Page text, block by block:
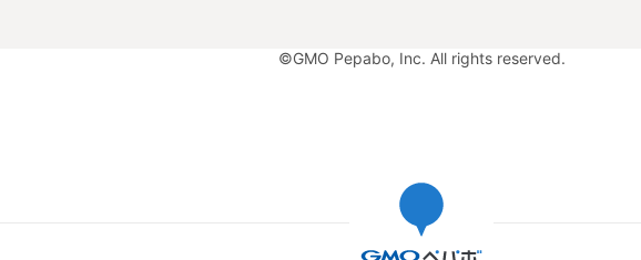
©GMO Pepabo, Inc. All rights reserved.